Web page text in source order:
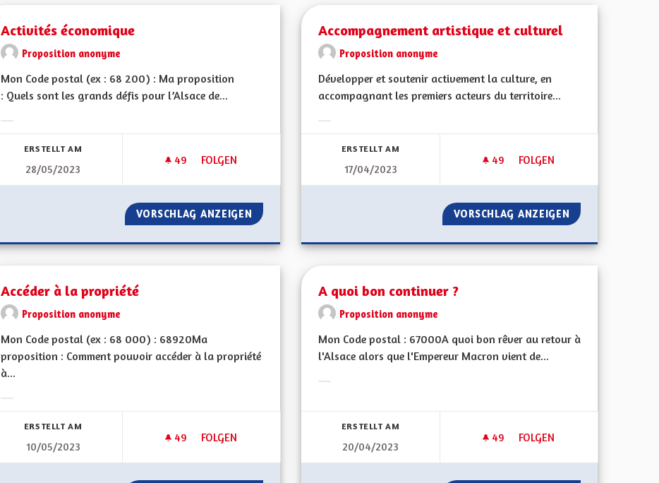
Activités économique
Proposition anonyme
Mon Code postal (ex : 68 200) : Ma proposition
: Quels sont les grands défis pour l’Alsace de...
ERSTELLT AM
28/05/2023
49 49 FOLLOWER
FOLGEN
ACTIVITÉS ÉCONOMIQUE
VORSCHLAG ANZEIGEN ACTIVITÉS ÉCONOMIQUE
Accompagnement artistique et culturel
Proposition anonyme
Développer et soutenir activement la culture, en
accompagnant les premiers acteurs du territoire...
ERSTELLT AM
17/04/2023
49 49 FOLLOWER
FOLGEN
ACCOMPAGNEMENT
VORSCHLAG ANZEIGEN
Accéder à la propriété
Proposition anonyme
Mon Code postal (ex : 68 000) : 68920Ma
proposition : Comment pouvoir accéder à la propriété
à...
ERSTELLT AM
10/05/2023
49 49 FOLLOWER
FOLGEN
ACCÉDER À LA PROPRIÉTÉ
A quoi bon continuer ?
Proposition anonyme
Mon Code postal : 67000A quoi bon rêver au retour à
l'Alsace alors que l'Empereur Macron vient de...
ERSTELLT AM
20/04/2023
49 49 FOLLOWER
FOLGEN
A QUOI BON CONTINUER ?